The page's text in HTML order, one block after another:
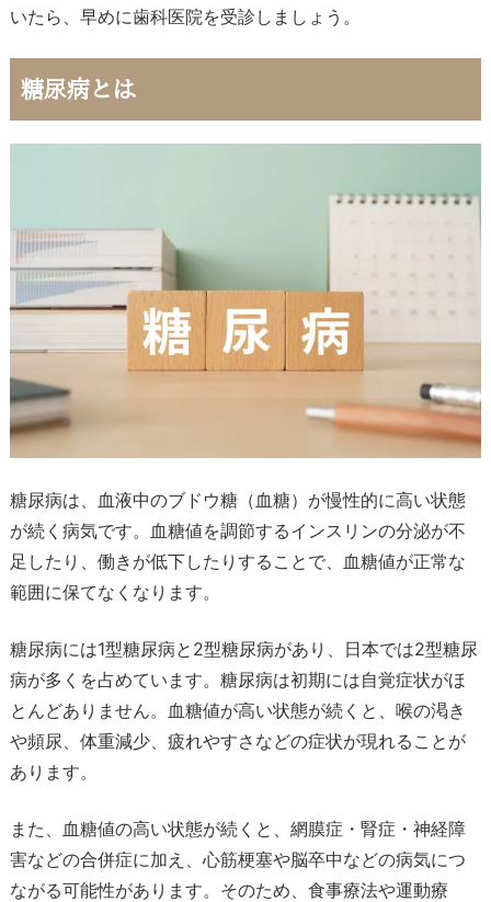
いたら、早めに歯科医院を受診しましょう。
糖尿病とは
糖尿病は、血液中のブドウ糖（血糖）が慢性的に高い状態
が続く病気です。血糖値を調節するインスリンの分泌が不
足したり、働きが低下したりすることで、血糖値が正常な
範囲に保てなくなります。
糖尿病には1型糖尿病と2型糖尿病があり、日本では2型糖尿
病が多くを占めています。糖尿病は初期には自覚症状がほ
とんどありません。血糖値が高い状態が続くと、喉の渇き
や頻尿、体重減少、疲れやすさなどの症状が現れることが
あります。
また、血糖値の高い状態が続くと、網膜症・腎症・神経障
害などの合併症に加え、心筋梗塞や脳卒中などの病気につ
ながる可能性があります。そのため、食事療法や運動療